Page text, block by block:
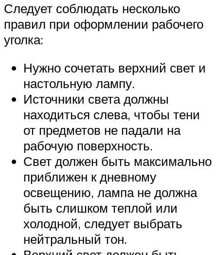
Следует соблюдать несколько
правил при оформлении рабочего
уголка:
Нужно сочетать верхний свет и
настольную лампу.
Источники света должны
находиться слева, чтобы тени
от предметов не падали на
рабочую поверхность.
Свет должен быть максимально
приближен к дневному
освещению, лампа не должна
быть слишком теплой или
холодной, следует выбрать
нейтральный тон.